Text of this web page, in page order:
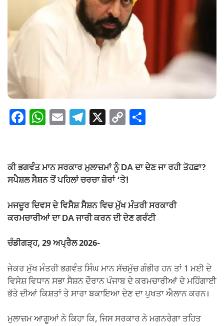
F
e
b
o
o
W
s
A
p
p
E T
gr
a
m
X C
y
Li
n
k
e
ਕੀ ਭਗਵੰਤ ਮਾਨ ਸਰਕਾਰ ਮੁਲਾਜ਼ਮਾਂ ਨੂੰ DA ਦਾ ਦੇਣ ਜਾ ਰਹੀ ਤੋਹਫ਼ਾ?
ਸਪੈਸ਼ਲ ਸੈਸ਼ਨ ਤੋਂ ਪਹਿਲਾਂ ਚਰਚਾ ਜ਼ੋਰਾਂ ‘ਤੇ!
ਮਜਦੂਰ ਦਿਵਸ ਦੇ ਵਿਸੈਸ਼ ਸੈਸ਼ਨ ਵਿਚ ਮੁੱਖ ਮੰਤਰੀ ਸਰਕਾਰੀ
ਕਰਮਚਾਰੀਆਂ ਦਾ DA ਜਾਰੀ ਕਰਨ ਦੀ ਦੇਣ ਗਰੰਟੀ
ਚੰਡੀਗੜ੍ਹ, 29 ਅਪ੍ਰੈਲ 2026-
ਜੇਕਰ ਮੁੱਖ ਮੰਤਰੀ ਭਗਵੰਤ ਸਿੰਘ ਮਾਨ ਸੱਚਮੁੱਚ ਗੰਭੀਰ ਹਨ ਤਾਂ 1 ਮਈ ਦੇ
ਵਿਸੇਸ਼ ਵਿਧਾਨ ਸਭਾ ਸੈਸ਼ਨ ਦੌਰਾਨ ਪੰਜਾਬ ਦੇ ਕਰਮਚਾਰੀਆਂ ਦੇ ਮਹਿੰਗਾਈ
ਭੱਤੇ ਦੀਆਂ ਕਿਸ਼ਤਾਂ ਤੇ ਸਾਰਾ ਬਕਾਇਆ ਦੇਣ ਦਾ ਪੁਖਤਾ ਐਲਾਨ ਕਰਨ।
ਮੁਲਾਜ਼ਮ ਆਗੂਆਂ ਨੇ ਕਿਹਾ ਕਿ, ਜਿਸ ਸਰਕਾਰ ਨੇ ਮਗਨਰੇਗਾ ਤਹਿਤ